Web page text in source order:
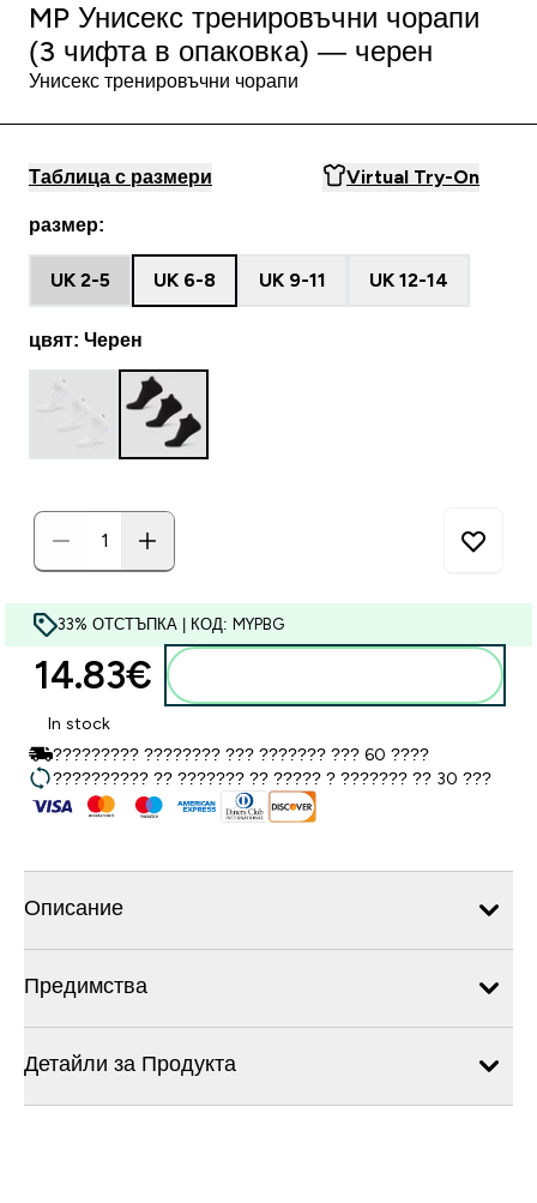
MP Унисекс тренировъчни чорапи
(3 чифта в опаковка) — черен
Унисекс тренировъчни чорапи
Таблица с размери Virtual Try-On
размер:
UK 2-5 UK 6-8 UK 9-11 UK 12-14
цвят: Черен
33% ОТСТЪПКА | КОД: MYPBG
14.83€‎
In stock
????????? ???????? ??? ??????? ??? 60 ????
?????????? ?? ??????? ?? ????? ? ??????? ?? 30 ???
Описание
Предимства
Детайли за Продукта